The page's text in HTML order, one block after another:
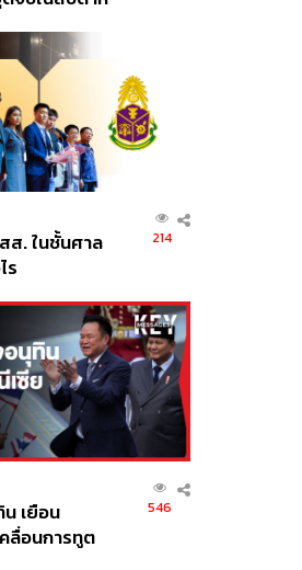
ส. ในชั้นศาล
ร
214
เยือน
ลื่อนการทูต
546